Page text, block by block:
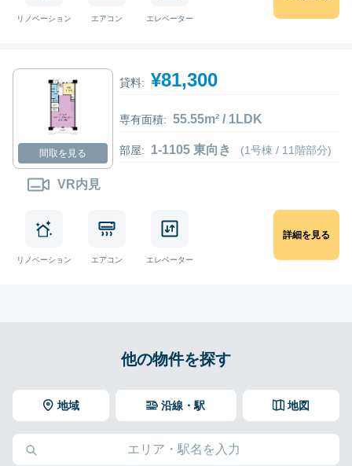
リノベーション エアコン エレベーター
間取を見る
VR内見
貸料: ¥81,300
専有面積: 55.55m² / 1LDK
部屋: 1-1105 東向き (1号棟 / 11階部分)
リノベーション エアコン エレベーター
詳細を見る
他の物件を探す
地域 地図
沿線・駅